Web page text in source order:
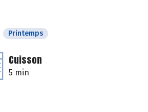
Printemps
Cuisson
5 min